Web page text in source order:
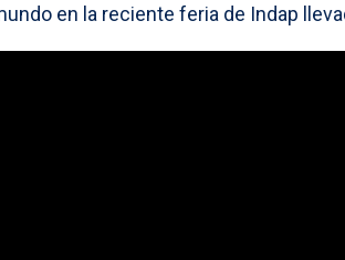
en la reciente feria de Indap